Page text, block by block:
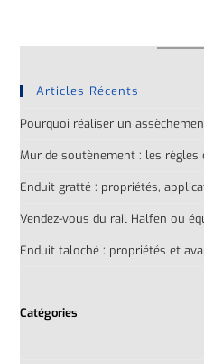
Articles Récents
Pourquoi réaliser un
Mur de soutènement : les règles
Enduit gratté : propriétés,
Vendez-vous du rail Halfen ou
Enduit taloché : propriétés et
Catégories